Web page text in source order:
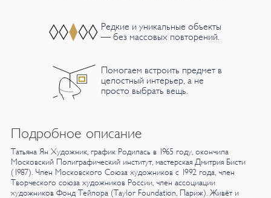
Редкие и уникальные объекты
— без массовых повторений.
Помогаем встроить предмет в
целостный интерьер, а не
просто выбрать вещь.
Подробное описание
Татьяна Ян Художник, график Родилась в 1965 году, окончила
Московский Полиграфический институт, мастерская Дмитрия Бисти
(1987). Член Московского Союза художников с 1992 года, член
Творческого союза художников России, член ассоциации
художников Фонд Тейлора (Tаylor Foundation, Париж). Живёт и